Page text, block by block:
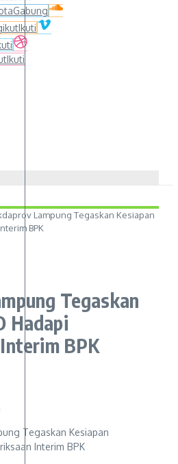
Gabung
Ikuti
Ikuti
Lampung Tegaskan Kesiapan
BPK
Tegaskan
Hadapi
BPK